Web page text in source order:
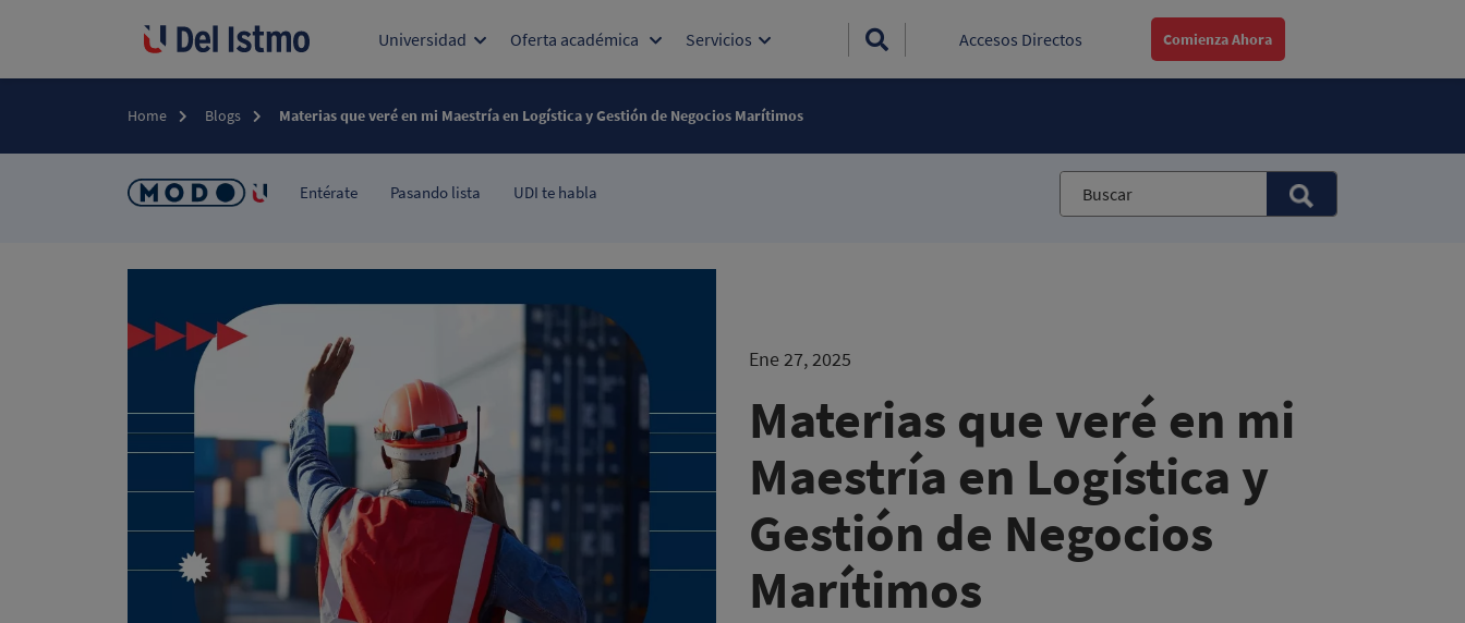
Universidad Oferta académica Servicios Accesos Directos Comienza Ahora
Home Blogs Materias que veré en mi Maestría en Logística y Gestión de Negocios Marítimos
Entérate Pasando lista UDI te habla
Ene 27, 2025
Materias que veré en mi
Maestría en Logística y
Gestión de Negocios
Marítimos